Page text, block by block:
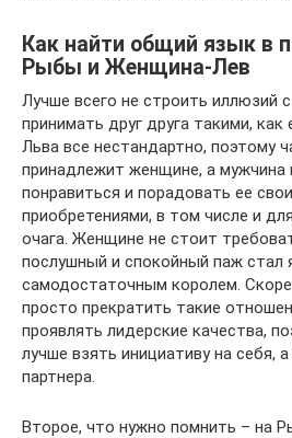
Как найти общий язык в
Pыбы и Жeнщинa-Лев
Лучше всего не строить иллюзий
принимать друг друга такими,
Льва все нестандартно, поэтому
принадлежит женщине, а мужчина
понравиться и порадовать ее
приобретениями, в том числе и
очага. Женщине не стоит
послушный и спокойный паж стал
самодостаточным королем.
просто прекратить такие
проявлять лидерские качества,
лучше взять инициативу на себя,
партнера.
Второе, что нужно помнить – на